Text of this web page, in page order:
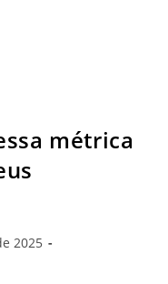
métrica
2025